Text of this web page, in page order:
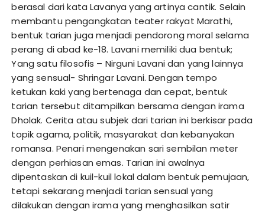
berasal dari kata Lavanya yang artinya cantik. Selain
membantu pengangkatan teater rakyat Marathi,
bentuk tarian juga menjadi pendorong moral selama
perang di abad ke-18. Lavani memiliki dua bentuk;
Yang satu filosofis – Nirguni Lavani dan yang lainnya
yang sensual- Shringar Lavani. Dengan tempo
ketukan kaki yang bertenaga dan cepat, bentuk
tarian tersebut ditampilkan bersama dengan irama
Dholak. Cerita atau subjek dari tarian ini berkisar pada
topik agama, politik, masyarakat dan kebanyakan
romansa. Penari mengenakan sari sembilan meter
dengan perhiasan emas. Tarian ini awalnya
dipentaskan di kuil-kuil lokal dalam bentuk pemujaan,
tetapi sekarang menjadi tarian sensual yang
dilakukan dengan irama yang menghasilkan satir